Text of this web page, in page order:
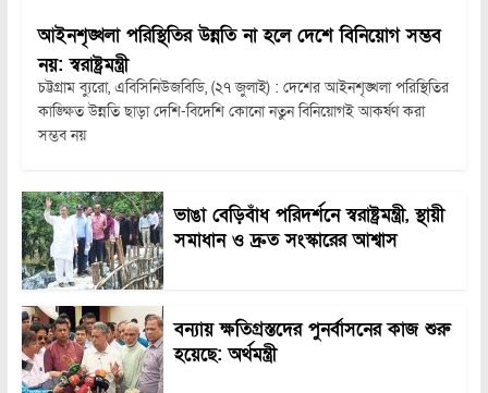
আইনশৃঙ্খলা পরিস্থিতির উন্নতি না হলে দেশে বিনিয়োগ সম্ভব
নয়: স্বরাষ্ট্রমন্ত্রী
চট্টগ্রাম ব্যুরো, এবিসিনিউজবিডি, (২৭ জুলাই) : দেশের আইনশৃঙ্খলা পরিস্থিতির
কাঙ্ক্ষিত উন্নতি ছাড়া দেশি-বিদেশি কোনো নতুন বিনিয়োগই আকর্ষণ করা
সম্ভব নয়
ভাঙা বেড়িবাঁধ পরিদর্শনে স্বরাষ্ট্রমন্ত্রী, স্থায়ী
সমাধান ও দ্রুত সংস্কারের আশ্বাস
বন্যায় ক্ষতিগ্রস্তদের পুনর্বাসনের কাজ শুরু
হয়েছে: অর্থমন্ত্রী